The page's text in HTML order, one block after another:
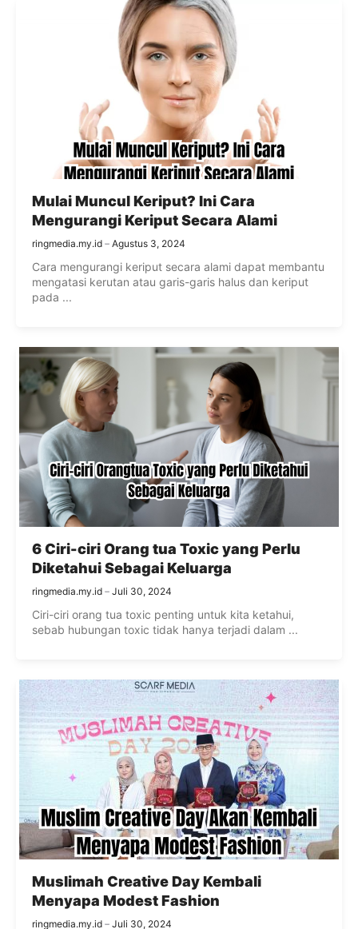
Mulai Muncul Keriput? Ini Cara
Mengurangi Keriput Secara Alami
ringmedia.my.id Agustus 3, 2024
Cara mengurangi keriput secara alami dapat membantu
mengatasi kerutan atau garis-garis halus dan keriput
pada ...
6 Ciri-ciri Orang tua Toxic yang Perlu
Diketahui Sebagai Keluarga
ringmedia.my.id Juli 30, 2024
Ciri-ciri orang tua toxic penting untuk kita ketahui,
sebab hubungan toxic tidak hanya terjadi dalam ...
Muslimah Creative Day Kembali
Menyapa Modest Fashion
ringmedia.my.id Juli 30, 2024